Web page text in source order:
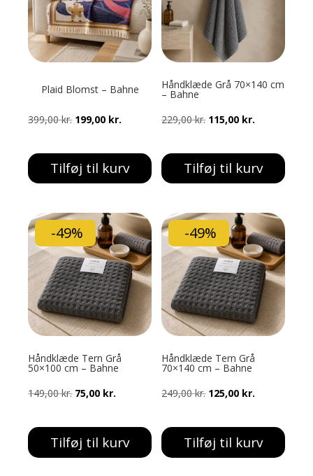
Plaid Blomst – Bahne
399,00kr. Den
pris
var:
199,00 kr.
pris
er:
Tilføj til kurv
Håndklæde Grå 70×140 cm
– Bahne
229,00kr. Den
pris
var:
115,00 kr.
pris
er:
Tilføj til kurv
-49%
Håndklæde Tern Grå
50×100 cm – Bahne
149,00kr. Den
pris
var:
75,00 kr.
pris
er:
Tilføj til kurv
-49%
Håndklæde Tern Grå
70×140 cm – Bahne
249,00kr. Den
pris
var:
125,00 kr.
pris
er:
Tilføj til kurv